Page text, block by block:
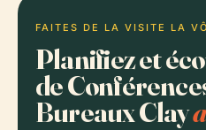
FAITES DE LA VISITE LA
Planifiez et
de
Bureaux Clay